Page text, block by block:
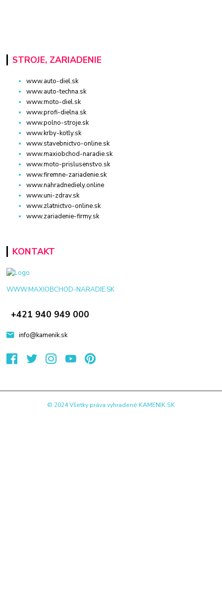
STROJE, ZARIADENIE
www.auto-diel.sk
www.auto-techna.sk
www.moto-diel.sk
www.profi-dielna.sk
www.polno-stroje.sk
www.krby-kotly.sk
www.stavebnictvo-online.sk
www.maxiobchod-naradie.sk
www.moto-prislusenstvo.sk
www.firemne-zariadenie.sk
www.nahradnediely.online
www.uni-zdrav.sk
www.zlatnictvo-online.sk
www.zariadenie-firmy.sk
KONTAKT
WWW.MAXIOBCHOD-NARADIE.SK
+421 940 949 000
info@kamenik.sk
© 2024 Všetky práva vyhradené KAMENIK.SK